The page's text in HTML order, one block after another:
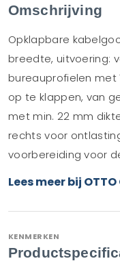
Omschrijving
Opklapbare
breedte, uitvoering:
bureauprofielen met
op te klappen, van
met min. 22 mm
rechts voor
voorbereiding voor
Lees meer bij
KENMERKEN